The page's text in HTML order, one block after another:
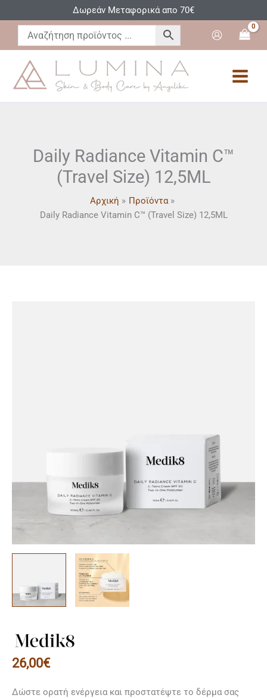
στο
περιεχόμενο
Δωρεάν Μεταφορικά απο 70€
Daily Radiance Vitamin C™
(Travel Size) 12,5ML
Αρχική
Προϊόντα
Daily Radiance Vitamin C™ (Travel Size) 12,5ML
26,00€
Δώστε ορατή ενέργεια και προστατέψτε το δέρμα σας